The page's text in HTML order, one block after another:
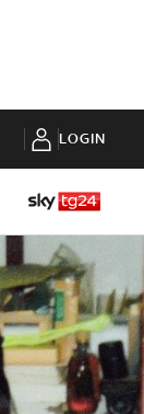
LOGIN